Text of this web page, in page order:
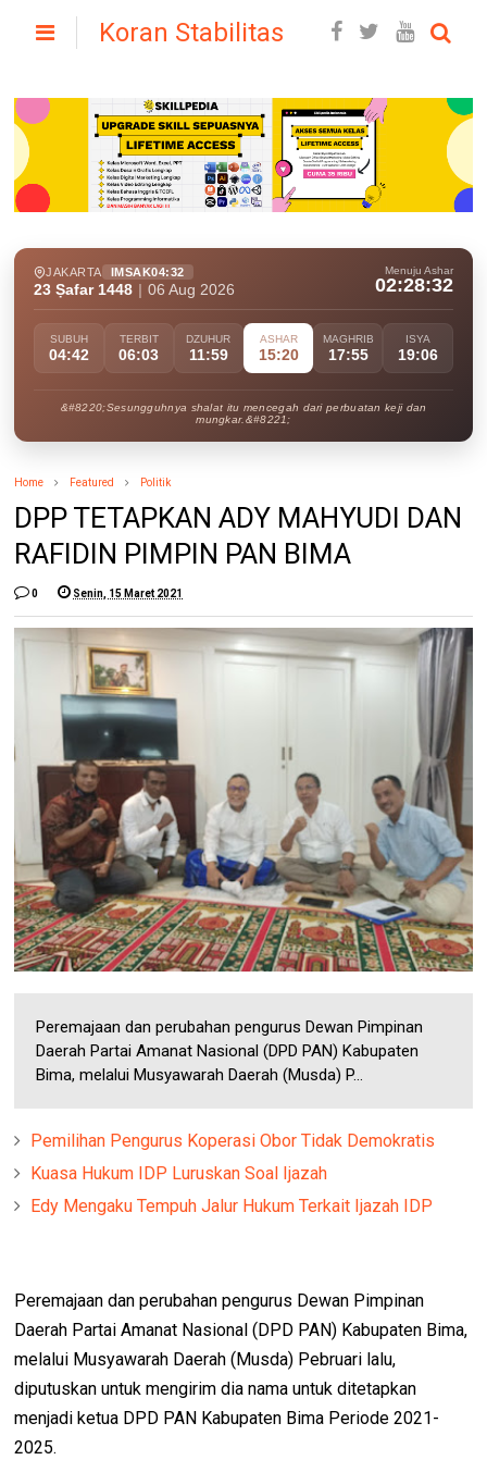
Koran Stabilitas
JAKARTA IMSAK04:32
23 Ṣafar 1448 06 Aug 2026
Menuju Ashar
02:28:31
SUBUH
04:42
TERBIT
06:03
DZUHUR
11:59
ASHAR
15:20
MAGHRIB
17:55
ISYA
19:06
&#8220;Sesungguhnya shalat itu mencegah dari perbuatan keji dan
mungkar.&#8221;
Home Featured Politik
DPP TETAPKAN ADY MAHYUDI DAN
RAFIDIN PIMPIN PAN BIMA
0 Senin, 15 Maret 2021
Peremajaan dan perubahan pengurus Dewan Pimpinan
Daerah Partai Amanat Nasional (DPD PAN) Kabupaten
Bima, melalui Musyawarah Daerah (Musda) P...
Pemilihan Pengurus Koperasi Obor Tidak Demokratis
Kuasa Hukum IDP Luruskan Soal Ijazah
Edy Mengaku Tempuh Jalur Hukum Terkait Ijazah IDP
Peremajaan dan perubahan pengurus Dewan Pimpinan
Daerah Partai Amanat Nasional (DPD PAN) Kabupaten Bima,
melalui Musyawarah Daerah (Musda) Pebruari lalu,
diputuskan untuk mengirim dia nama untuk ditetapkan
menjadi ketua DPD PAN Kabupaten Bima Periode 2021-
2025.